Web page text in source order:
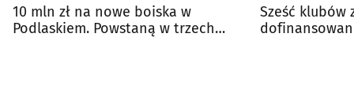
10 mln zł na nowe boiska w
Podlaskiem. Powstaną w trzech
Sześć klubów